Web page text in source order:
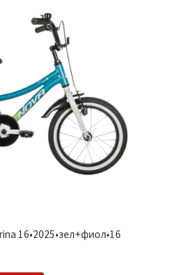
16•2025•зел+фиол•16